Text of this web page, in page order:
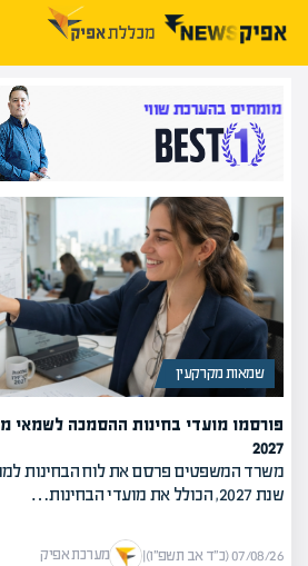
שמאות מקרקעין
פורסמו מועדי בחינות ההסמכה לשמאי
2027
משרד המשפטים פרסם את לוח הבחינות
שנת 2027, הכולל את מועדי הבחינות…
07/08/26 (כ״ד אב תשפ״ו) | מערכת אפיק
הקריירה החדשה שלך מעבר